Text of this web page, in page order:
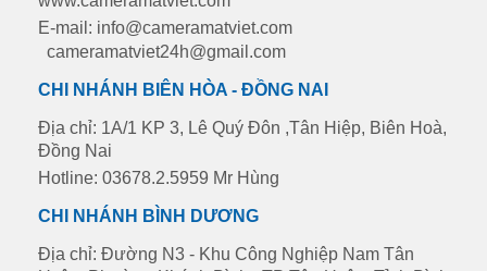
E-mail: info@cameramatviet.com
cameramatviet24h@gmail.com
CHI NHÁNH BIÊN HÒA - ĐỒNG NAI
Địa chỉ: 1A/1 KP 3, Lê Quý Đôn ,Tân Hiệp, Biên Hoà,
Đồng Nai
Hotline: 03678.2.5959 Mr Hùng
CHI NHÁNH BÌNH DƯƠNG
Địa chỉ: Đường N3 - Khu Công Nghiệp Nam Tân